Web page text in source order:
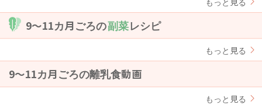
9〜11カ月ごろの副菜レシピ
もっと見る
9〜11カ月ごろの離乳食動画
もっと見る